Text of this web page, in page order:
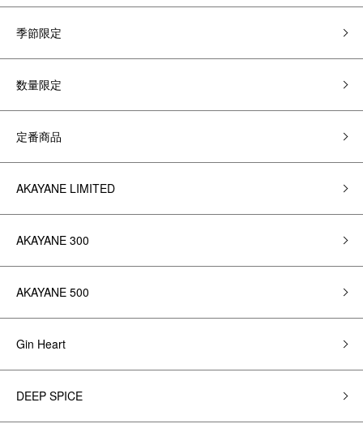
季節限定
数量限定
定番商品
AKAYANE LIMITED
AKAYANE 300
AKAYANE 500
Gin Heart
DEEP SPICE